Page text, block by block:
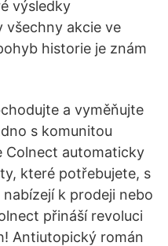
výsledky
všechny akcie ve
historie je znám
a vyměňujte
s komunitou
Colnect automaticky
které potřebujete, s
k prodeji nebo
přináší revoluci
Antiutopický román